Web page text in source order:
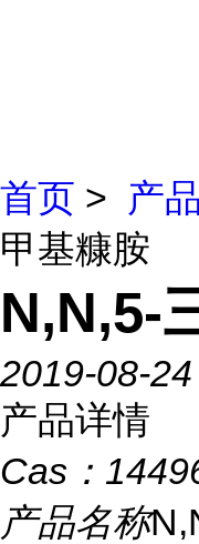
首页 > 产
甲基糠胺
N,N,5-
2019-08-24
产品详情
Cas：
产品名称